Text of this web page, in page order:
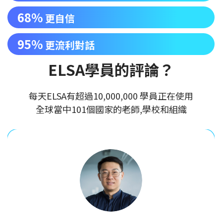
68% 更自信
95% 更流利對話
ELSA學員的評論？
每天ELSA有超過10,000,000 學員正在使用
全球當中101個國家的老師,學校和組織